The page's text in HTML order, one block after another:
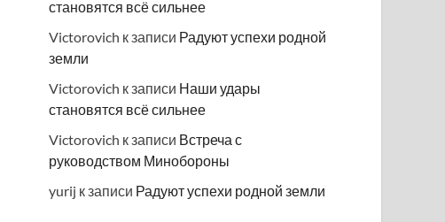
становятся всё сильнее
Victorovich к записи Радуют успехи родной
земли
Victorovich к записи Наши удары
становятся всё сильнее
Victorovich к записи Встреча с
руководством Минобороны
yurij к записи Радуют успехи родной земли